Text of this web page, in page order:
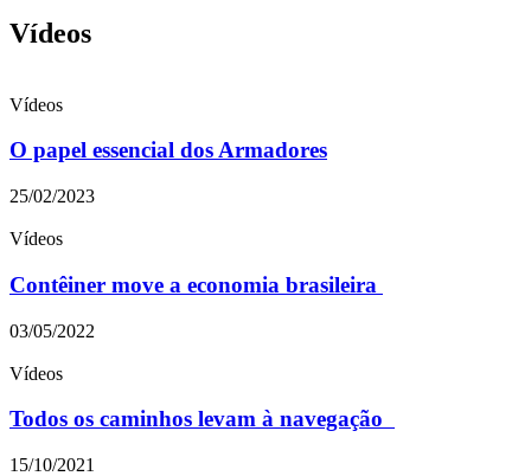
Vídeos
Vídeos
O papel essencial dos Armadores
25/02/2023
Vídeos
Contêiner move a economia brasileira
03/05/2022
Vídeos
Todos os caminhos levam à navegação
15/10/2021